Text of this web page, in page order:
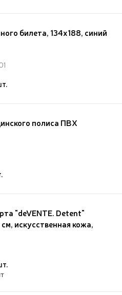
билета, 134х188, синий
полиса ПВХ
"deVENTE. Detent"
искусственная кожа,
резинка, отстрочка, 3
в пластиковом пакете с